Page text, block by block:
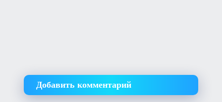
Добавить комментарий